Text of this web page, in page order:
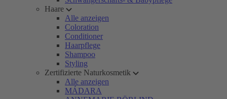
Haare
Alle anzeigen
Coloration
Conditioner
Haarpflege
Shampoo
Styling
Zertifizierte Naturkosmetik
Alle anzeigen
MÁDARA